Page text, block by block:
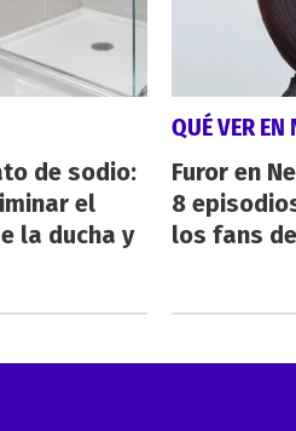
de sodio:
el
la ducha y
QUÉ VER EN
Furor en
8
los fans